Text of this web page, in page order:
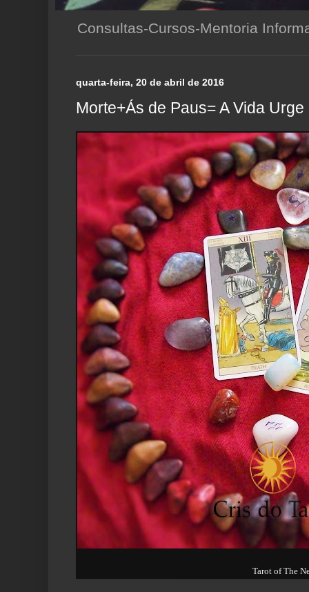
Consultas-Cursos-Mentoria
quarta-feira, 20 de abril de 2016
Morte+Ás de Paus= A Vida Urge
Tarot of The